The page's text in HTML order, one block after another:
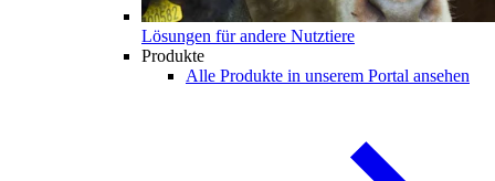
Lösungen für andere Nutztiere
Produkte
Alle Produkte in unserem Portal ansehen